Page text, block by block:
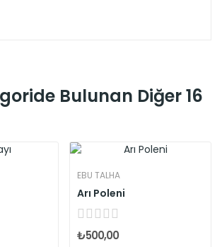
Bulunan Diğer 16
EBU TALHA
Arı Poleni
₺500,00